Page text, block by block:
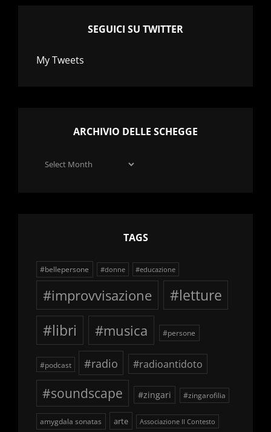
SEGUICI SU TWITTER
My Tweets
ARCHIVIO DELLE SCHEGGE
Archivio
TAGS
#bellepersone #donne #educazione
#improvvisazione
#letture
#libri
#musica #persone
#podcast #radio #radioantidoto
#soundscape #zingari #zingarofilia
amygdala sonatas arte Associazione Il Contesto